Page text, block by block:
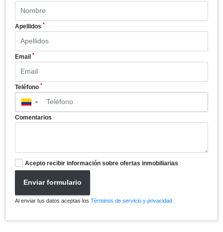
Apellidos *
Email *
Teléfono *
▼
Comentarios
Acepto recibir información sobre ofertas inmobiliarias
Enviar formulario
Al enviar tus datos aceptas los Términos de servicio y privacidad